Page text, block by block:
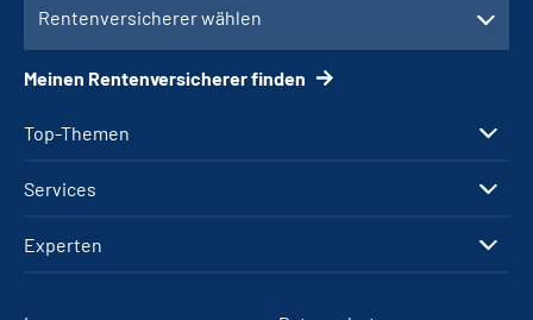
Top-Themen
Services
Experten
Rentenversicherer wählen
Meinen Rentenversicherer finden